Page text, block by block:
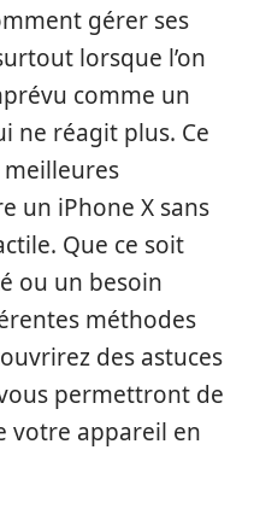
gérer ses
lorsque l’on
comme un
ne réagit plus. Ce
un iPhone X sans
Que ce soit
ou un besoin
méthodes
des astuces
permettront de
votre appareil en